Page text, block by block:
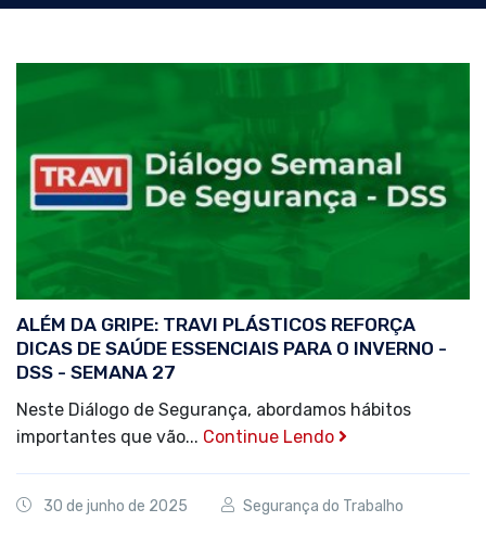
ALÉM DA GRIPE: TRAVI PLÁSTICOS REFORÇA
DICAS DE SAÚDE ESSENCIAIS PARA O INVERNO -
DSS - SEMANA 27
Neste Diálogo de Segurança, abordamos hábitos
importantes que vão... Continue Lendo
30 de junho de 2025 Segurança do Trabalho